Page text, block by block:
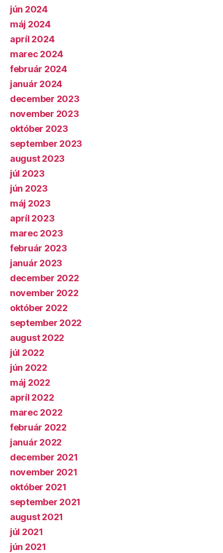
jún 2024
máj 2024
apríl 2024
marec 2024
február 2024
január 2024
december 2023
november 2023
október 2023
september 2023
august 2023
júl 2023
jún 2023
máj 2023
apríl 2023
marec 2023
február 2023
január 2023
december 2022
november 2022
október 2022
september 2022
august 2022
júl 2022
jún 2022
máj 2022
apríl 2022
marec 2022
február 2022
január 2022
december 2021
november 2021
október 2021
september 2021
august 2021
júl 2021
jún 2021